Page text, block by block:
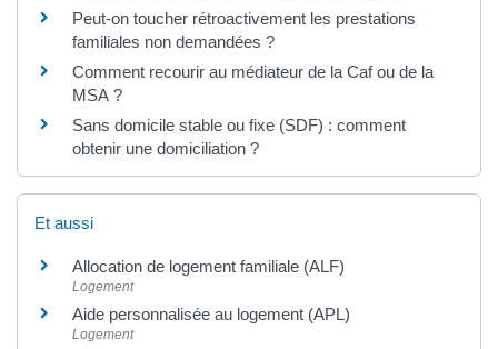
Peut-on toucher rétroactivement les prestations
familiales non demandées ?
Comment recourir au médiateur de la Caf ou de la
MSA ?
Sans domicile stable ou fixe (SDF) : comment
obtenir une domiciliation ?
Et aussi
Allocation de logement familiale (ALF)
Logement
Aide personnalisée au logement (APL)
Logement